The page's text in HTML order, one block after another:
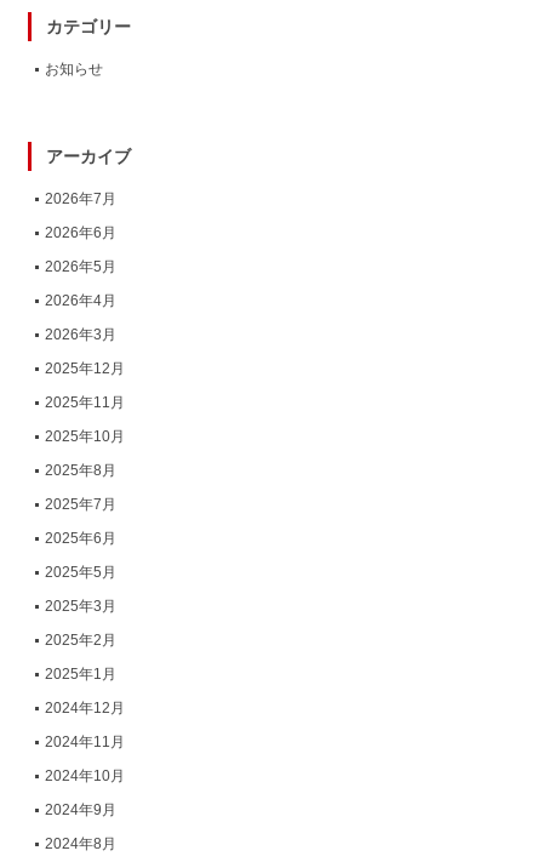
カテゴリー
お知らせ
アーカイブ
2026年7月
2026年6月
2026年5月
2026年4月
2026年3月
2025年12月
2025年11月
2025年10月
2025年8月
2025年7月
2025年6月
2025年5月
2025年3月
2025年2月
2025年1月
2024年12月
2024年11月
2024年10月
2024年9月
2024年8月